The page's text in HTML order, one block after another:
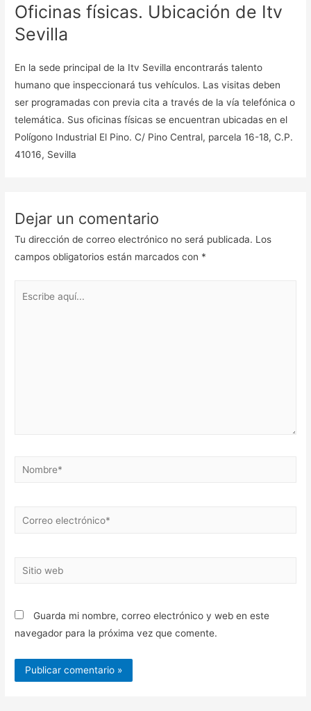
Oficinas físicas. Ubicación de Itv
Sevilla
En la sede principal de la Itv Sevilla encontrarás talento
humano que inspeccionará tus vehículos. Las visitas deben
ser programadas con previa cita a través de la vía telefónica o
telemática. Sus oficinas físicas se encuentran ubicadas en el
Polígono Industrial El Pino. C/ Pino Central, parcela 16-18, C.P.
41016, Sevilla
Dejar un comentario
Tu dirección de correo electrónico no será publicada. Los
campos obligatorios están marcados con *
Nombre*
Correo
Sitio
Guarda mi nombre, correo electrónico y web en este
navegador para la próxima vez que comente.